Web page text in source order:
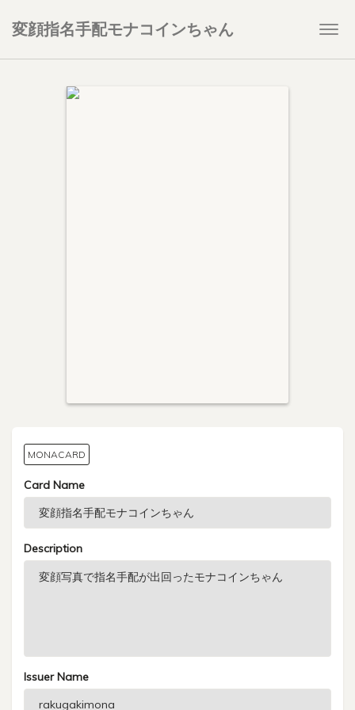
変顔指名手配モナコインちゃん
MONACARD
Card Name
Description
Issuer Name